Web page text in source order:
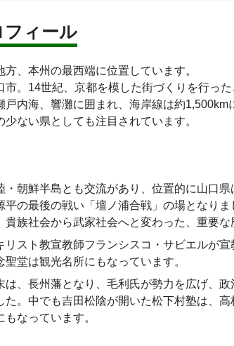
フィール
方、本州の最西端に位置しています。
市。14世紀、京都を模した街づくりを行っ
戸内海、響灘に囲まれ、海岸線は約1,500km
ない県としても注目されています。
・朝鮮半島とも交流があり、位置的に山口県
平の最後の戦い「壇ノ浦合戦」の場となり
貴族社会から武家社会へと変わった、重要な
リスト教宣教師フランシスコ・サビエルが
聖堂は観光名所にもなっています。
は、長州藩となり、毛利氏が勢力を広げ、
た。中でも吉田松陰が開いた松下村塾は、
なっています。